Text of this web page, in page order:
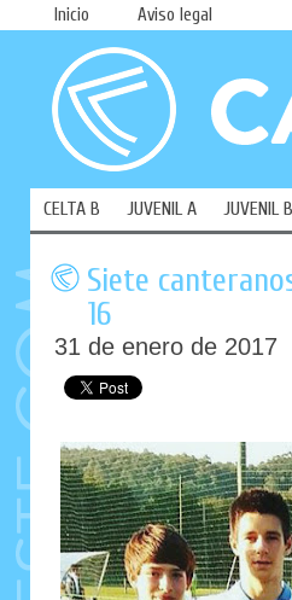
Inicio Aviso legal
CELTA B JUVENIL A JUVENIL B
Siete
16
31 de enero de 2017